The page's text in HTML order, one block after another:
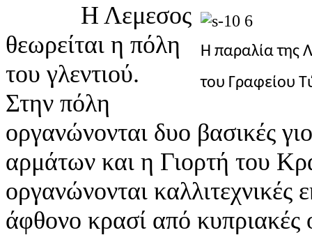
Η παραλία της
του Γραφείου
Η Λεμεσος
θεωρείται η πόλη
του γλεντιού.
Στην πόλη
οργανώνονται δυο βασικές
αρμάτων και η Γιορτή του
οργανώνονται
άφθονο κρασί από κυπριακές